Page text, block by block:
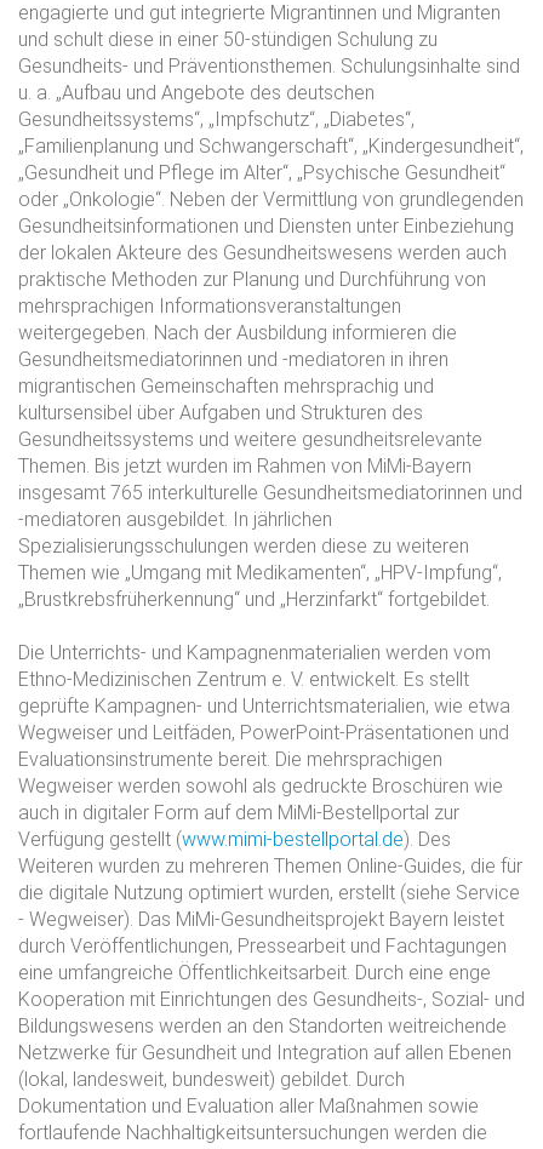
engagierte und gut integrierte Migrantinnen und Migranten
und schult diese in einer 50-stündigen Schulung zu
Gesundheits- und Präventionsthemen. Schulungsinhalte sind
u. a. „Aufbau und Angebote des deutschen
Gesundheitssystems“, „Impfschutz“, „Diabetes“,
„Familienplanung und Schwangerschaft“, „Kindergesundheit“,
„Gesundheit und Pflege im Alter“, „Psychische Gesundheit“
oder „Onkologie“. Neben der Vermittlung von grundlegenden
Gesundheitsinformationen und Diensten unter Einbeziehung
der lokalen Akteure des Gesundheitswesens werden auch
praktische Methoden zur Planung und Durchführung von
mehrsprachigen Informationsveranstaltungen
weitergegeben. Nach der Ausbildung informieren die
Gesundheitsmediatorinnen und -mediatoren in ihren
migrantischen Gemeinschaften mehrsprachig und
kultursensibel über Aufgaben und Strukturen des
Gesundheitssystems und weitere gesundheitsrelevante
Themen. Bis jetzt wurden im Rahmen von MiMi-Bayern
insgesamt 765 interkulturelle Gesundheitsmediatorinnen und
-mediatoren ausgebildet. In jährlichen
Spezialisierungsschulungen werden diese zu weiteren
Themen wie „Umgang mit Medikamenten“, „HPV-Impfung“,
„Brustkrebsfrüherkennung“ und „Herzinfarkt“ fortgebildet.
Die Unterrichts- und Kampagnenmaterialien werden vom
Ethno-Medizinischen Zentrum e. V. entwickelt. Es stellt
geprüfte Kampagnen- und Unterrichtsmaterialien, wie etwa
Wegweiser und Leitfäden, PowerPoint-Präsentationen und
Evaluationsinstrumente bereit. Die mehrsprachigen
Wegweiser werden sowohl als gedruckte Broschüren wie
auch in digitaler Form auf dem MiMi-Bestellportal zur
Verfügung gestellt (www.mimi-bestellportal.de). Des
Weiteren wurden zu mehreren Themen Online-Guides, die für
die digitale Nutzung optimiert wurden, erstellt (siehe Service
- Wegweiser). Das MiMi-Gesundheitsprojekt Bayern leistet
durch Veröffentlichungen, Pressearbeit und Fachtagungen
eine umfangreiche Öffentlichkeitsarbeit. Durch eine enge
Kooperation mit Einrichtungen des Gesundheits-, Sozial- und
Bildungswesens werden an den Standorten weitreichende
Netzwerke für Gesundheit und Integration auf allen Ebenen
(lokal, landesweit, bundesweit) gebildet. Durch
Dokumentation und Evaluation aller Maßnahmen sowie
fortlaufende Nachhaltigkeitsuntersuchungen werden die